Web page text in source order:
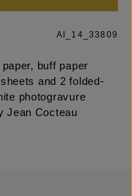
AI_14_33809
buff paper
and 2 folded-
photogravure
Jean Cocteau